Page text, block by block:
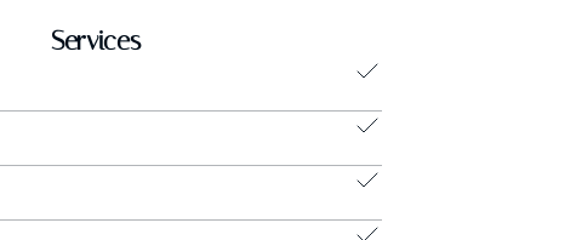
Services